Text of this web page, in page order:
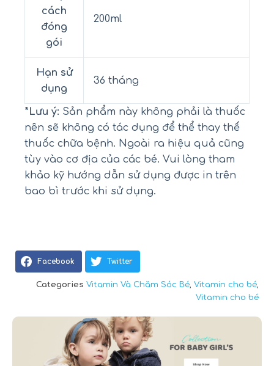
cách
đóng
gói
200ml
Hạn sử
dụng
36 tháng
*Lưu ý: Sản phẩm này không phải là thuốc
nên sẽ không có tác dụng để thể thay thế
thuốc chữa bệnh. Ngoài ra hiệu quả cũng
tùy vào cơ địa của các bé. Vui lòng tham
khảo kỹ hướng dẫn sử dụng được in trên
bao bì trước khi sử dụng.
Facebook Twitter
Categories Vitamin Và Chăm Sóc Bé, Vitamin cho bé,
Vitamin cho bé